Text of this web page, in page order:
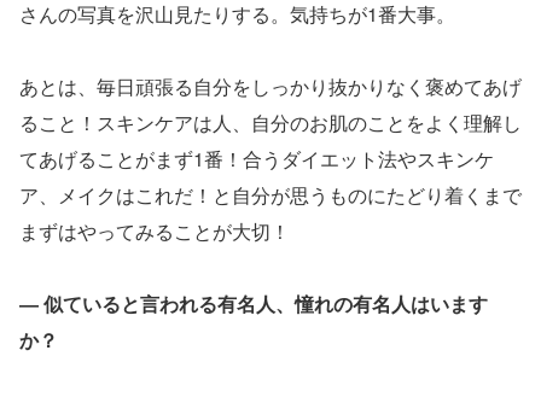
さんの写真を沢山見たりする。気持ちが1番大事。
あとは、毎日頑張る自分をしっかり抜かりなく褒めてあげ
ること！スキンケアは人、自分のお肌のことをよく理解し
てあげることがまず1番！合うダイエット法やスキンケ
ア、メイクはこれだ！と自分が思うものにたどり着くまで
まずはやってみることが大切！
― 似ていると言われる有名人、憧れの有名人はいます
か？